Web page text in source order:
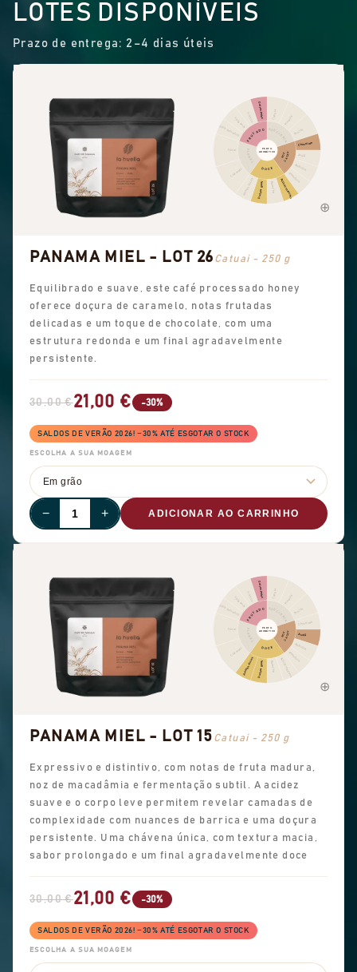
LOTES DISPONÍVEIS
Prazo de entrega: 2–4 dias úteis
Canela
Pimenta
Picante
Chocolate
Avelã
Amêndoa
Amendoim
Açúcar mascavado
Doçura geral
Aromas doces
Chá preto
Floral
Frutos vermelhos
Fruta seca
Outras frutas
ESPECIARIAS
NOZCACAU
DOCE
FRUTADO
PERFIL
AROMÁTICO
PANAMA MIEL - LOT 26 Catuai - 250 g
Equilibrado e suave, este café processado honey
oferece doçura de caramelo, notas frutadas
delicadas e um toque de chocolate, com uma
estrutura redonda e um final agradavelmente
persistente.
30,00 €21,00 € -30%
SALDOS DE VERÃO 2026! −30% ATÉ ESGOTAR O STOCK
ESCOLHA A SUA MOAGEM
− + ADICIONAR AO CARRINHO
Canela
Pimenta
Picante
Chocolate
Avelã
Amêndoa
Amendoim
Açúcar mascavado
Doçura geral
Aromas doces
Chá preto
Floral
Frutos vermelhos
Fruta seca
Outras frutas
ESPECIARIAS
NOZCACAU
DOCE
FRUTADO
PERFIL
AROMÁTICO
PANAMA MIEL - LOT 15 Catuai - 250 g
Expressivo e distintivo, com notas de fruta madura,
noz de macadâmia e fermentação subtil. A acidez
suave e o corpo leve permitem revelar camadas de
complexidade com nuances de barrica e uma doçura
persistente. Uma chávena única, com textura macia,
sabor prolongado e um final agradavelmente doce
30,00 €21,00 € -30%
SALDOS DE VERÃO 2026! −30% ATÉ ESGOTAR O STOCK
ESCOLHA A SUA MOAGEM